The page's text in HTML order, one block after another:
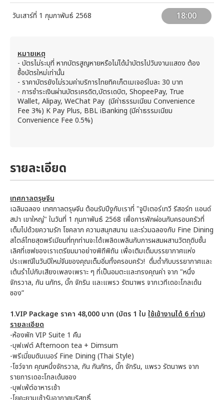
วันเสาร์ที่ 1 กุมภาพันธ์ 2568 18:00
หมายเหตุ
- บัตรไม่ระบุที่ หากบัตรสูญหายหรือไม่ได้นำบัตรไปวันงานแสดง ต้อง
ซื้อบัตรใหม่เท่านั้น
- ราคาบัตรยังไม่รวมค่าบริการไทยทิคเก็ตเมเจอร์ใบละ 30 บาท
- การชำระเงินผ่านบัตรเครดิต,บัตรเดบิต, ShopeePay, True
Wallet, Alipay, WeChat Pay (มีค่าธรรมเนียม Convenience
Fee 3%) K Pay Plus, BBL iBanking (มีค่าธรรมเนียม
Convenience Fee 0.5%)
รายละเอียด
เทศกาลตรุษจีน
เฉลิมฉลอง เทศกาลตรุษจีน ต้อนรับปีงูกับเราที่ "จูปิเตอร์เทวี รีสอร์ท แอนด์
สปา เขาใหญ่" ในวันที่ 1 กุมภาพันธ์ 2568 เพื่อการพักผ่อนกับครอบครัวที่
เต็มไปด้วยความรัก โชคลาภ ความสนุกสนาน และร่วมฉลองกับ Fine Dining
สไตล์ไทยสุดพรีเมียมที่ทุกท่านจะได้เพลิดเพลินกับการผสมผสานวัตถุดิบชั้น
เลิศที่เชฟของเราเตรียมมาอย่างพิถีพิถัน เพื่อเติมเต็มบรรยากาศแห่ง
ประเพณีในวันปีใหม่จีนของคุณเต็มอิ่มทั้งครอบครัว! ดื่มด่ำกับบรรยากาศและ
เต้นรำไปกับเสียงเพลงเพราะ ๆ ที่เป็นอมตะและทรงคุณค่า จาก "หนึ่ง
จักรวาล, กัน นภัทร, บิ๊ก จักริน และแพรว รัตนาพร จากเวทีเดอะโกลเด้น
ซอง”
1.VIP Package ราคา 48,000 บาท (บัตร 1 ใบ ใช้เข้างานได้ 6 ท่าน)
รายละเอียด
-ห้องพัก VIP Suite 1 คืน
-บุฟเฟต์ Afternoon tea + Dimsum
-พรีเมี่ยมดินเนอร์ Fine Dining (Thai Style)
-โชว์จาก คุณหนึ่งจักรวาล, กัน กันภัทร, บิ๊ก จักริน, แพรว รัตนาพร จาก
รายการเดอะโกลเด้นซอง
-บุฟเฟ่ต์อาหารเช้า